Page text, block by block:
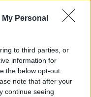
Personal
to third parties, or
information for
the below opt-out
note that after your
continue seeing